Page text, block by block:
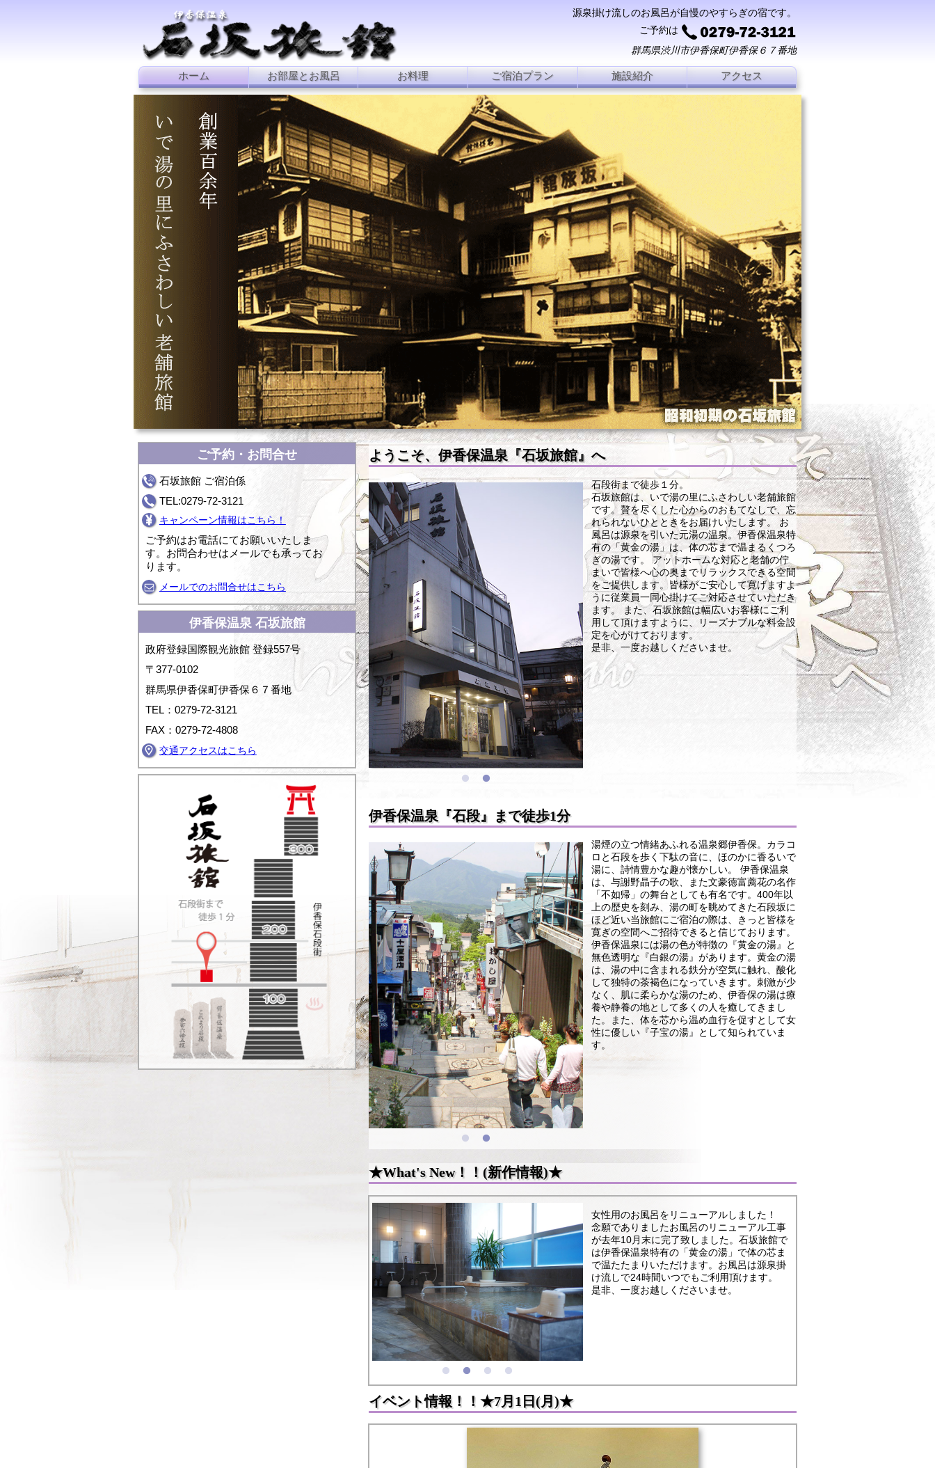
源泉掛け流しのお風呂が自慢のやすらぎの宿です。
ご予約は
群馬県渋川市伊香保町伊香保６７番地
ホーム お部屋とお風呂 お料理 ご宿泊プラン 施設紹介 アクセス
ご予約・お問合せ
石坂旅館 ご宿泊係
TEL:0279-72-3121
キャンペーン情報はこちら！
ご予約はお電話にてお願いいたしま
す。お問合わせはメールでも承ってお
ります。
メールでのお問合せはこちら
伊香保温泉 石坂旅館
政府登録国際観光旅館 登録557号
〒377-0102
群馬県伊香保町伊香保６７番地
TEL：0279-72-3121
FAX：0279-72-4808
交通アクセスはこちら
ようこそ、伊香保温泉『石坂旅館』へ
石段街まで徒歩１分。
石坂旅館は、いで湯の里にふさわしい老舗旅館
です。贅を尽くした心からのおもてなしで、忘
れられないひとときをお届けいたします。 お
風呂は源泉を引いた元湯の温泉。伊香保温泉特
有の「黄金の湯」は、体の芯まで温まるくつろ
ぎの湯です。 アットホームな対応と老舗の佇
まいで皆様へ心の奥までリラックスできる空間
をご提供します。皆様がご安心して寛げますよ
うに従業員一同心掛けてご対応させていただき
ます。 また、石坂旅館は幅広いお客様にご利
用して頂けますように、リーズナブルな料金設
定を心がけております。
是非、一度お越しくださいませ。
伊香保温泉『石段』まで徒歩1分
湯煙の立つ情緒あふれる温泉郷伊香保。カラコ
ロと石段を歩く下駄の音に、ほのかに香るいで
湯に、詩情豊かな趣が懐かしい。 伊香保温泉
は、与謝野晶子の歌、また文豪徳富薦花の名作
「不如帰」の舞台としても有名です。400年以
上の歴史を刻み、湯の町を眺めてきた石段坂に
ほど近い当旅館にご宿泊の際は、きっと皆様を
寛ぎの空間へご招待できると信じております。
伊香保温泉には湯の色が特徴の『黄金の湯』と
無色透明な『白銀の湯』があります。黄金の湯
は、湯の中に含まれる鉄分が空気に触れ、酸化
して独特の茶褐色になっていきます。刺激が少
なく、肌に柔らかな湯のため、伊香保の湯は療
養や静養の地として多くの人を癒してきまし
た。また、体を芯から温め血行を促すとして女
性に優しい『子宝の湯』として知られていま
す。
★What's New！！(新作情報)★
女性用のお風呂をリニューアルしました！
念願でありましたお風呂のリニューアル工事
が去年10月末に完了致しました。石坂旅館で
は伊香保温泉特有の「黄金の湯」で体の芯ま
で温たたまりいただけます。お風呂は源泉掛
け流しで24時間いつでもご利用頂けます。
是非、一度お越しくださいませ。
イベント情報！！★7月1日(月)★